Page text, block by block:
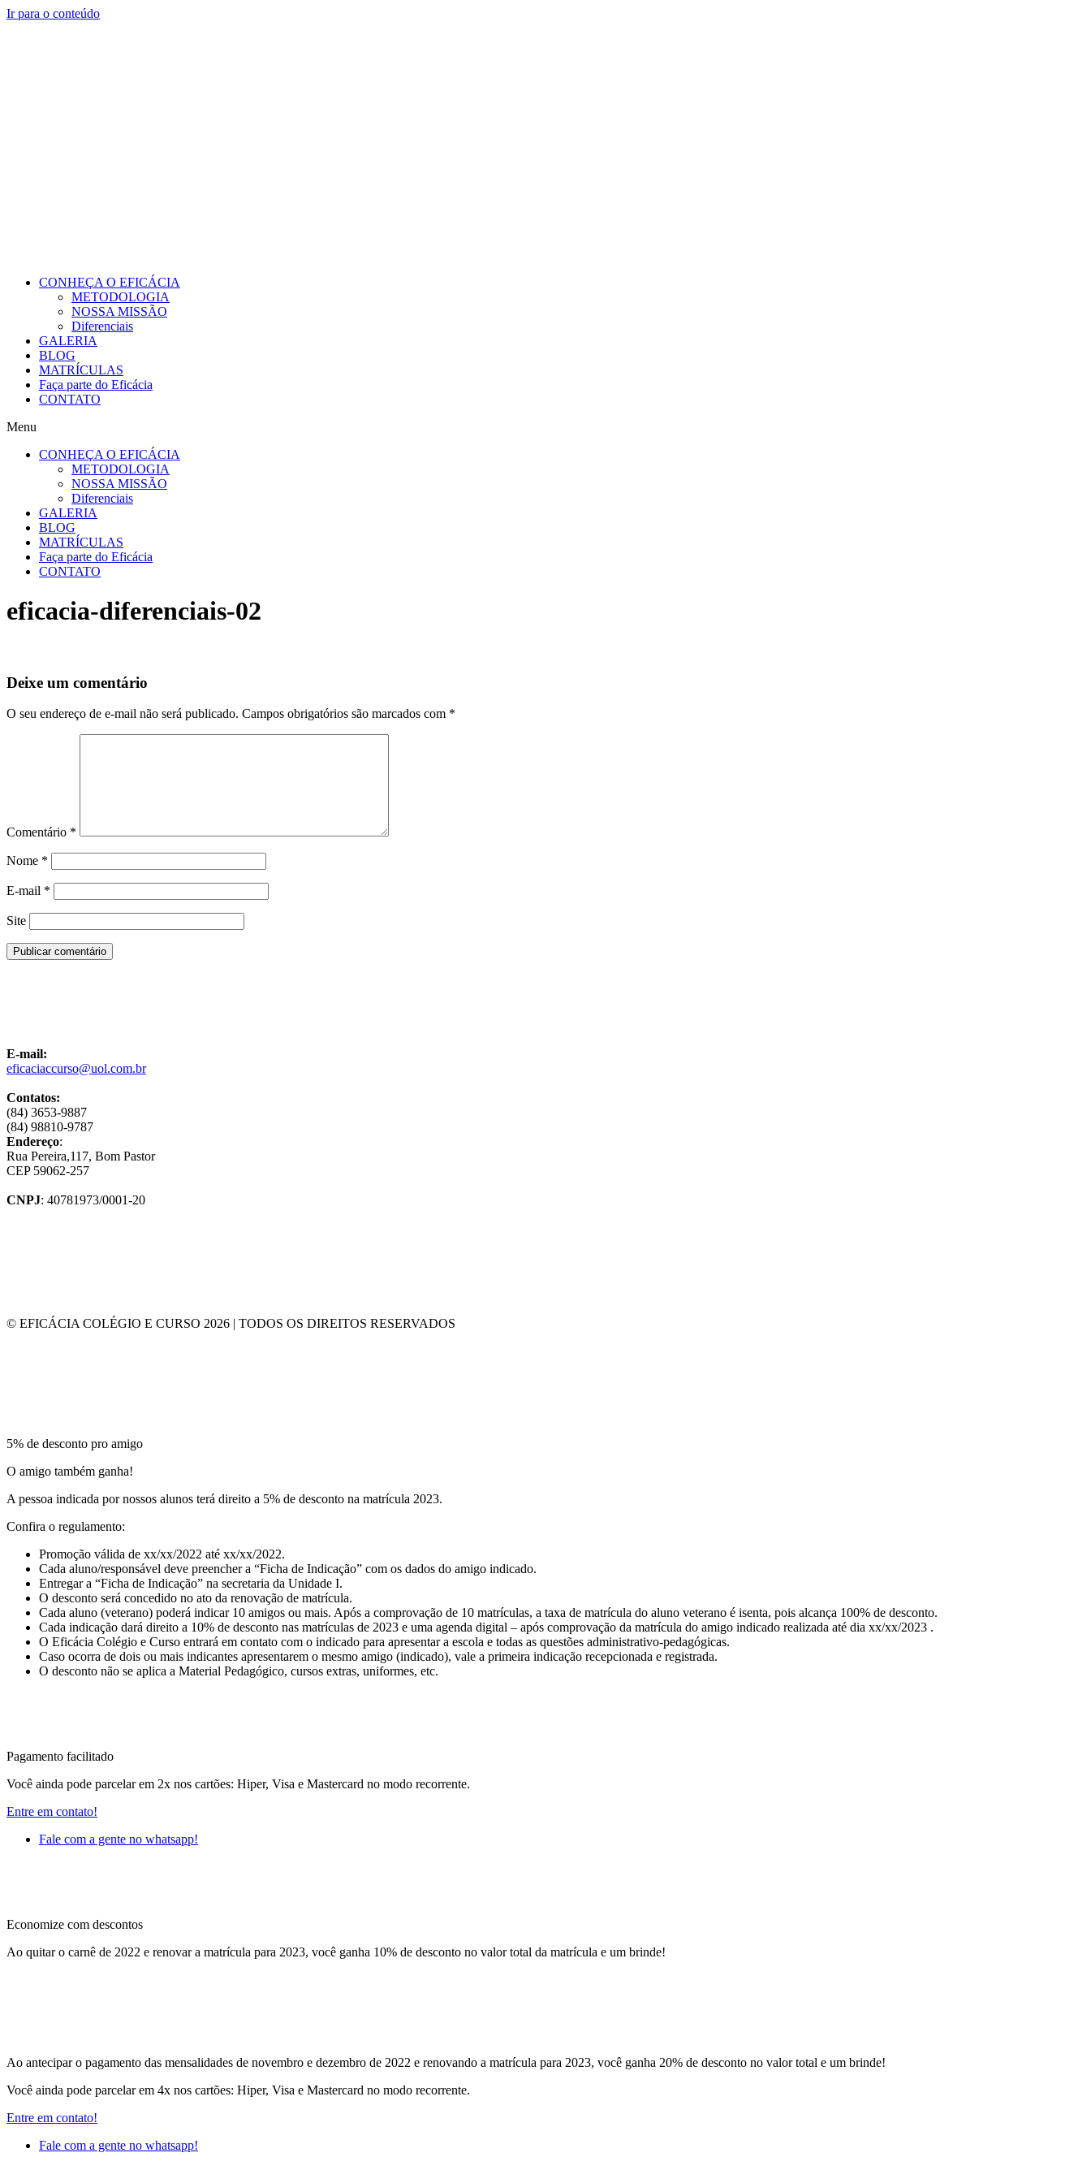
Ir para o conteúdo
CONHEÇA O EFICÁCIA
METODOLOGIA
NOSSA MISSÃO
Diferenciais
GALERIA
BLOG
MATRÍCULAS
Faça parte do Eficácia
CONTATO
Menu
CONHEÇA O EFICÁCIA
METODOLOGIA
NOSSA MISSÃO
Diferenciais
GALERIA
BLOG
MATRÍCULAS
Faça parte do Eficácia
CONTATO
eficacia-diferenciais-02
Deixe um comentário
O seu endereço de e-mail não será publicado. Campos obrigatórios são marcados com *
Comentário *
Nome *
E-mail *
Site
E-mail:
eficaciaccurso@uol.com.br
Contatos:
(84) 3653-9887
(84) 98810-9787
Endereço:
Rua Pereira,117, Bom Pastor
CEP 59062-257
CNPJ: 40781973/0001-20
© EFICÁCIA COLÉGIO E CURSO 2026 | TODOS OS DIREITOS RESERVADOS
5% de desconto pro amigo
O amigo também ganha!
A pessoa indicada por nossos alunos terá direito a 5% de desconto na matrícula 2023.
Confira o regulamento:
Promoção válida de xx/xx/2022 até xx/xx/2022.
Cada aluno/responsável deve preencher a “Ficha de Indicação” com os dados do amigo indicado.
Entregar a “Ficha de Indicação” na secretaria da Unidade I.
O desconto será concedido no ato da renovação de matrícula.
Cada aluno (veterano) poderá indicar 10 amigos ou mais. Após a comprovação de 10 matrículas, a taxa de matrícula do aluno veterano é isenta, pois alcança 100% de desconto.
Cada indicação dará direito a 10% de desconto nas matrículas de 2023 e uma agenda digital – após comprovação da matrícula do amigo indicado realizada até dia xx/xx/2023 .
O Eficácia Colégio e Curso entrará em contato com o indicado para apresentar a escola e todas as questões administrativo-pedagógicas.
Caso ocorra de dois ou mais indicantes apresentarem o mesmo amigo (indicado), vale a primeira indicação recepcionada e registrada.
O desconto não se aplica a Material Pedagógico, cursos extras, uniformes, etc.
Pagamento facilitado
Você ainda pode parcelar em 2x nos cartões: Hiper, Visa e Mastercard no modo recorrente.
Entre em contato!
Fale com a gente no whatsapp!
Economize com descontos
Ao quitar o carnê de 2022 e renovar a matrícula para 2023, você ganha 10% de desconto no valor total da matrícula e um brinde!
Ao antecipar o pagamento das mensalidades de novembro e dezembro de 2022 e renovando a matrícula para 2023, você ganha 20% de desconto no valor total e um brinde!
Você ainda pode parcelar em 4x nos cartões: Hiper, Visa e Mastercard no modo recorrente.
Entre em contato!
Fale com a gente no whatsapp!